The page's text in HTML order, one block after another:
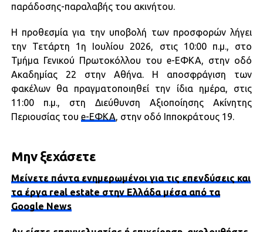
παράδοσης-παραλαβής του ακινήτου.
Η προθεσμία για την υποβολή των προσφορών λήγει
την Τετάρτη 1η Ιουλίου 2026, στις 10:00 π.μ., στο
Τμήμα Γενικού Πρωτοκόλλου του e-ΕΦΚΑ, στην οδό
Ακαδημίας 22 στην Αθήνα. Η αποσφράγιση των
φακέλων θα πραγματοποιηθεί την ίδια ημέρα, στις
11:00 π.μ., στη Διεύθυνση Αξιοποίησης Ακίνητης
Περιουσίας του e-ΕΦΚΑ, στην οδό Ιπποκράτους 19.
Μην ξεχάσετε
Μείνετε πάντα ενημερωμένοι για τις επενδύσεις και
τα έργα real estate στην Ελλάδα μέσα από τα
Google News